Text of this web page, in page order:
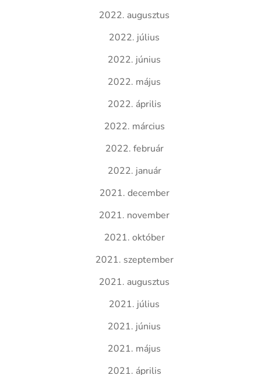
2022. augusztus
2022. július
2022. június
2022. május
2022. április
2022. március
2022. február
2022. január
2021. december
2021. november
2021. október
2021. szeptember
2021. augusztus
2021. július
2021. június
2021. május
2021. április